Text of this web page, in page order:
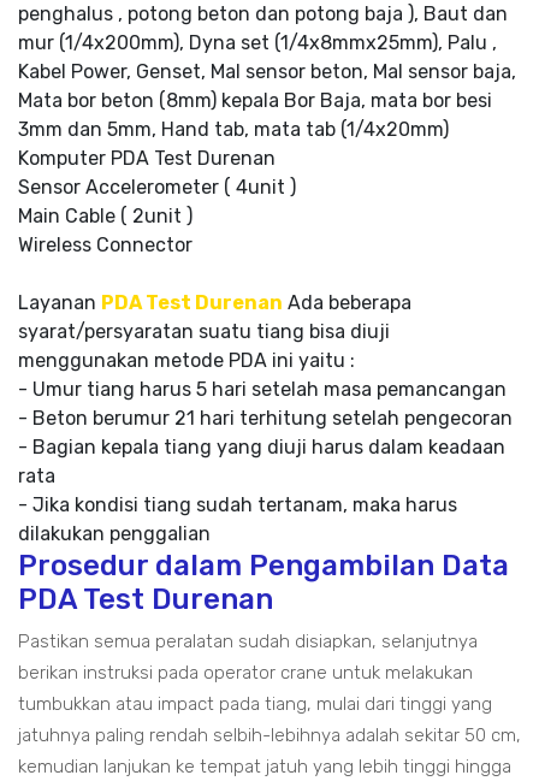
penghalus , potong beton dan potong baja ), Baut dan
mur (1/4x200mm), Dyna set (1/4x8mmx25mm), Palu ,
Kabel Power, Genset, Mal sensor beton, Mal sensor baja,
Mata bor beton (8mm) kepala Bor Baja, mata bor besi
3mm dan 5mm, Hand tab, mata tab (1/4x20mm)
Komputer PDA Test Durenan
Sensor Accelerometer ( 4unit )
Main Cable ( 2unit )
Wireless Connector
Layanan PDA Test Durenan Ada beberapa
syarat/persyaratan suatu tiang bisa diuji
menggunakan metode PDA ini yaitu :
- Umur tiang harus 5 hari setelah masa pemancangan
- Beton berumur 21 hari terhitung setelah pengecoran
- Bagian kepala tiang yang diuji harus dalam keadaan
rata
- Jika kondisi tiang sudah tertanam, maka harus
dilakukan penggalian
Prosedur dalam Pengambilan Data
PDA Test Durenan
Pastikan semua peralatan sudah disiapkan, selanjutnya
berikan instruksi pada operator crane untuk melakukan
tumbukkan atau impact pada tiang, mulai dari tinggi yang
jatuhnya paling rendah selbih-lebihnya adalah sekitar 50 cm,
kemudian lanjukan ke tempat jatuh yang lebih tinggi hingga